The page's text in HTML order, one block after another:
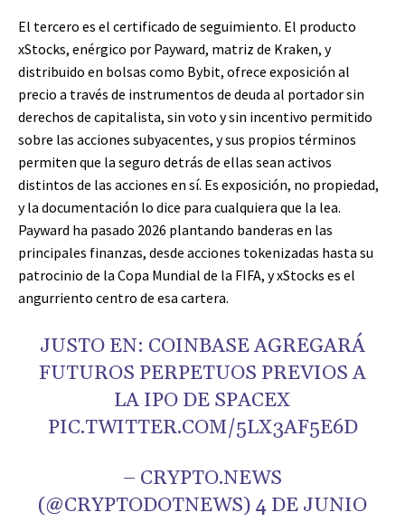
El tercero es el certificado de seguimiento. El producto
xStocks, enérgico por Payward, matriz de Kraken, y
distribuido en bolsas como Bybit, ofrece exposición al
precio a través de instrumentos de deuda al portador sin
derechos de capitalista, sin voto y sin incentivo permitido
sobre las acciones subyacentes, y sus propios términos
permiten que la seguro detrás de ellas sean activos
distintos de las acciones en sí. Es exposición, no propiedad,
y la documentación lo dice para cualquiera que la lea.
Payward ha pasado 2026 plantando banderas en las
principales finanzas, desde acciones tokenizadas hasta su
patrocinio de la Copa Mundial de la FIFA, y xStocks es el
angurriento centro de esa cartera.
JUSTO EN: COINBASE AGREGARÁ
FUTUROS PERPETUOS PREVIOS A
LA IPO DE SPACEX
PIC.TWITTER.COM/5LX3AF5E6D
– CRYPTO.NEWS
(@CRYPTODOTNEWS) 4 DE JUNIO